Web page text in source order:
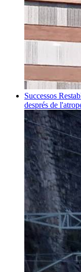
Successos
després de